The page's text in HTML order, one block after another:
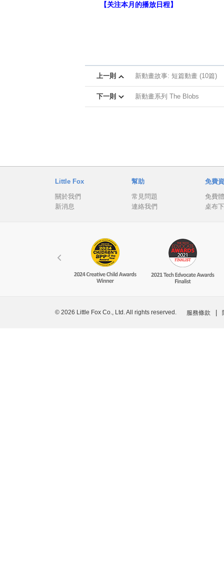
【关注本月的播放日程】
上一則 新動畫故事: 短篇動畫 (10篇)
下一則 新動畫系列 The Blobs
Little Fox
關於我們
新消息
幫助
常見問題
連絡我們
免費
免費
桌布
© 2026 Little Fox Co., Ltd. All rights reserved. 服務條款